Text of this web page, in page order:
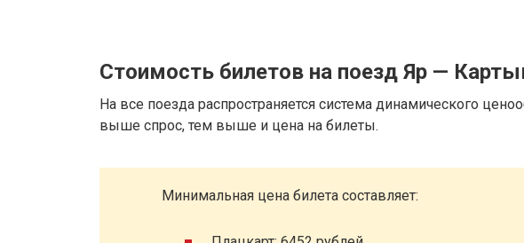
Стоимость билетов на поезд Яр —
На все поезда распространяется система динамического
выше спрос, тем выше и цена на билеты.
Минимальная цена билета составляет: